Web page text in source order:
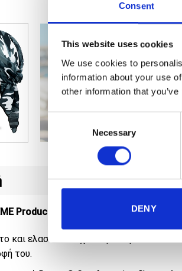
Consent
This website uses cookies
We use cookies to
information about your use
other information that
Consent
Selection
Necessary
DENY
Product code: 7171 / CAMOUFLAGE
και ελαστικό τεχνικό μαντήλι που
του.